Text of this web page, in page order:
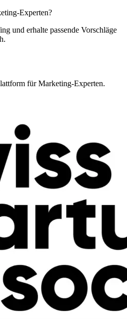
Experten?
und erhalte passende Vorschläge
für Marketing-Experten.